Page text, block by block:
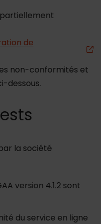
partiellement
de
non-conformités et
dessous.
la société
version 4.1.2 sont
du service en ligne